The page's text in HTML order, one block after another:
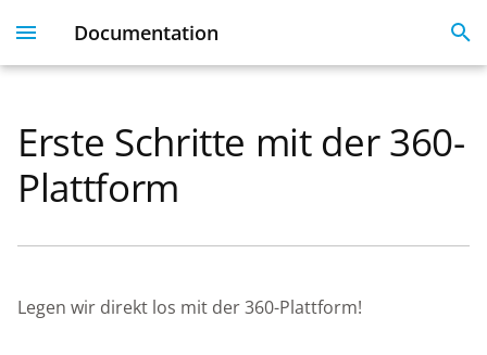
Documentation
I
l
Plesk 360
Dashboard & User
Dashboard
Servers
Domains
Monitoring
Licenses
Get Started With 360
FAQ
SSO
Migration guide
Erste Schritte mit der 360-
Plattform
Legen wir direkt los mit der 360-Plattform!